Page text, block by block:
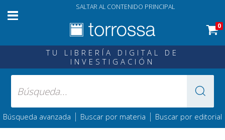
SALTAR AL CONTENIDO PRINCIPAL
0
TU LIBRERÍA DIGITAL DE
INVESTIGACIÓN
Búsqueda avanzada | Buscar por materia | Buscar por editorial